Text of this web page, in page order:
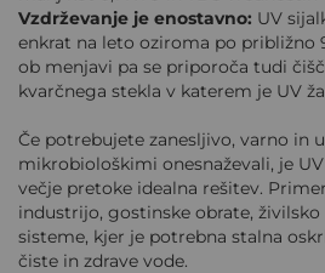
Vzdrževanje je enostavno: UV
enkrat na leto oziroma po približno
ob menjavi pa se priporoča tudi
kvarčnega stekla v katerem je UV
Če potrebujete zanesljivo, varno in
mikrobiološkimi onesnaževali, je
večje pretoke idealna rešitev.
industrijo, gostinske obrate, živilsko
sisteme, kjer je potrebna stalna
čiste in zdrave vode.